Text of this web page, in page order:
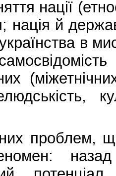
нації
нація й
в
проблем,